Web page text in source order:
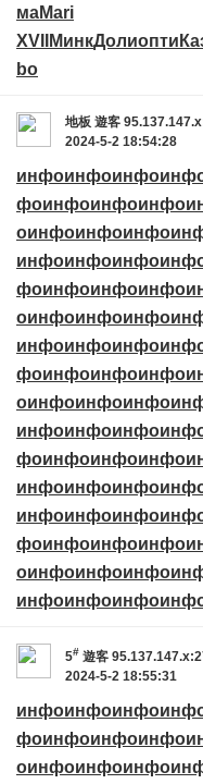
маMari
XVII
МинкДолиопти
bo
地板 遊客
2024-5-2 18:54:28
инфоинфоинфо
фоинфоинфоинфо
оинфоинфоинфо
инфоинфоинфо
фоинфоинфоинфо
оинфоинфоинфо
инфоинфоинфо
фоинфоинфоинфо
оинфоинфоинфо
инфоинфоинфо
фоинфоинфоинфо
инфоинфоинфо
инфоинфоинфо
фоинфоинфоинфо
оинфоинфоинфо
инфоинфоинфо
5# 遊客
2024-5-2 18:55:31
инфоинфоинфо
фоинфоинфоинфо
оинфоинфоинфо